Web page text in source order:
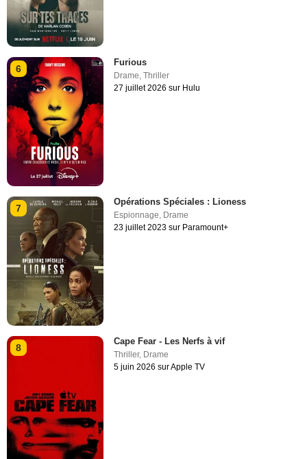
6
Furious
Drame ,Thriller
27 juillet 2026 sur Hulu
7
Opérations Spéciales : Lioness
Espionnage, Drame
23 juillet 2023 sur Paramount+
8
Cape Fear - Les Nerfs à vif
Thriller, Drame
5 juin 2026 sur Apple TV